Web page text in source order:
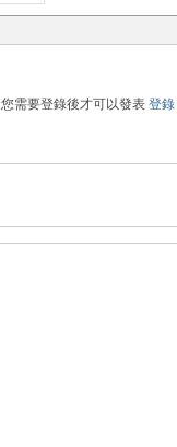
您需要登錄後才可以發表 登錄